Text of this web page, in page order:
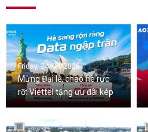
Friday, 24/04/2026
Mừng Đại lễ, chào hè rực
rỡ: Viettel tặng ưu đãi kép
Data Roaming và Data 5G
trong nước